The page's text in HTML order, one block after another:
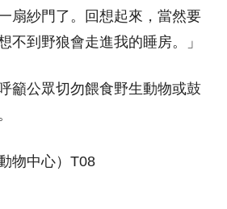
扇紗門了。回想起來，當然要
不到野狼會走進我的睡房。」
籲公眾切勿餵食野生動物或鼓
物中心）T08